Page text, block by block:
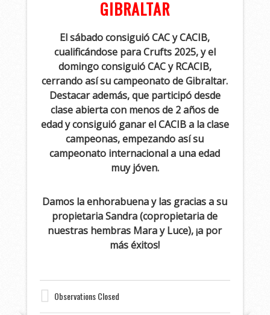
GIBRALTAR
El sábado consiguió CAC y CACIB,
cualificándose para Crufts 2025, y el
domingo consiguió CAC y RCACIB,
cerrando así su campeonato de Gibraltar.
Destacar además, que participó desde
clase abierta con menos de 2 años de
edad y consiguió ganar el CACIB a la clase
campeonas, empezando así su
campeonato internacional a una edad
muy jóven.
Damos la enhorabuena y las gracias a su
propietaria Sandra (copropietaria de
nuestras hembras Mara y Luce), ¡a por
más éxitos!
Observations Closed